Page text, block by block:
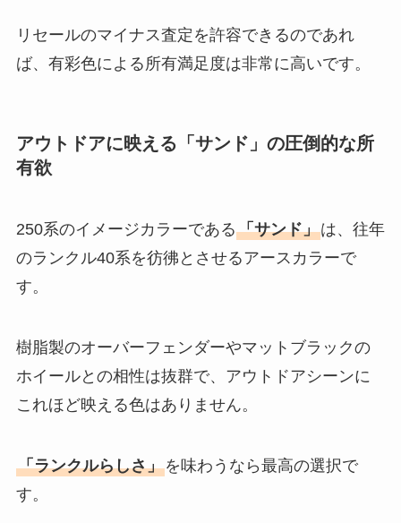
リセールのマイナス査定を許容できるのであれ
ば、有彩色による所有満足度は非常に高いです。
アウトドアに映える「サンド」の圧倒的な所
有欲
250系のイメージカラーである「サンド」は、往年
のランクル40系を彷彿とさせるアースカラーで
す。
樹脂製のオーバーフェンダーやマットブラックの
ホイールとの相性は抜群で、アウトドアシーンに
これほど映える色はありません。
「ランクルらしさ」を味わうなら最高の選択で
す。